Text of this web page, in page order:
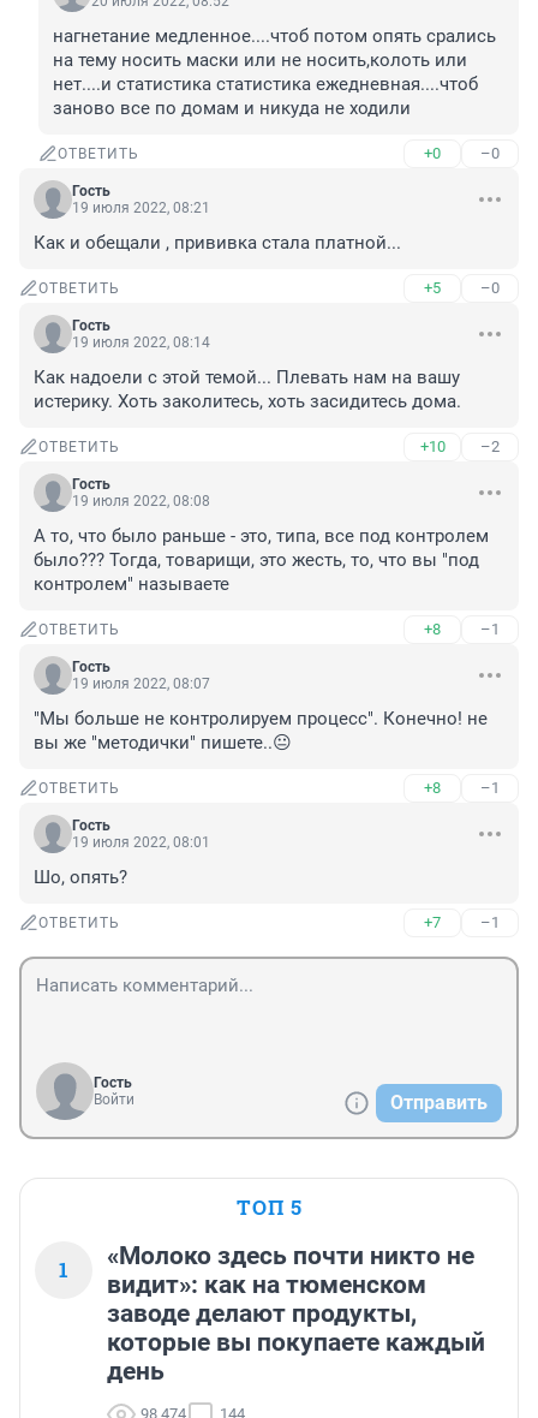
нагнетание медленное....чтоб потом опять срались
на тему носить маски или не носить,колоть или
нет....и статистика статистика ежедневная....чтоб
заново все по домам и никуда не ходили
ОТВЕТИТЬ +0 –0
Гость
19 июля 2022, 08:21
Как и обещали , прививка стала платной...
ОТВЕТИТЬ +5 –0
Гость
19 июля 2022, 08:14
Как надоели с этой темой... Плевать нам на вашу
истерику. Хоть заколитесь, хоть засидитесь дома.
ОТВЕТИТЬ +10 –2
Гость
19 июля 2022, 08:08
А то, что было раньше - это, типа, все под контролем
было??? Тогда, товарищи, это жесть, то, что вы "под
контролем" называете
ОТВЕТИТЬ +8 –1
Гость
19 июля 2022, 08:07
"Мы больше не контролируем процесс". Конечно! не
вы же "методички" пишете..😐
ОТВЕТИТЬ +8 –1
Гость
19 июля 2022, 08:01
Шо, опять?
ОТВЕТИТЬ +7 –1
Гость
Войти
Отправить
ТОП 5
1
«Молоко здесь почти никто не
видит»: как на тюменском
заводе делают продукты,
которые вы покупаете каждый
день
98 474 144